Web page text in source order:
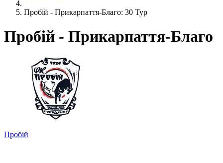
Пробій - Прикарпаття-Благо: 30 Тур
Пробій - Прикарпаття-Благо
Пробій